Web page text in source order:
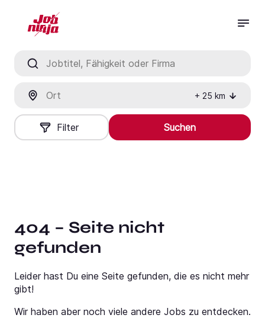
+ 25 km
Filter Suchen
404 – Seite nicht
gefunden
Leider hast Du eine Seite gefunden, die es nicht mehr
gibt!
Wir haben aber noch viele andere Jobs zu entdecken.